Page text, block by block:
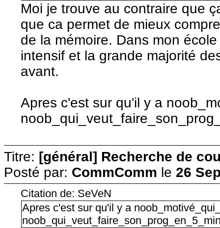
Moi je trouve au contraire que
que ca permet de mieux
de la mémoire. Dans mon
intensif et la grande majorité
avant.
Apres c'est sur qu'il y a
Titre: [général] Recherche de
Posté par: CommComm le 26
Citation de: SeVeN
Apres c'est sur qu'il y a